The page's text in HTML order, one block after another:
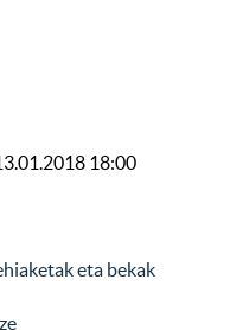
18:00
eta bekak